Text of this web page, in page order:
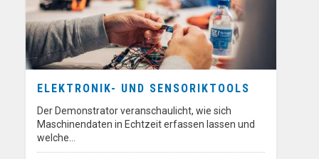
ELEKTRONIK- UND SENSORIKTOOLS
Der Demonstrator veranschaulicht, wie sich
Maschinendaten in Echtzeit erfassen lassen und
welche…